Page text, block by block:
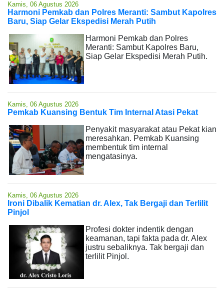
Kamis, 06 Agustus 2026
Harmoni Pemkab dan Polres Meranti: Sambut Kapolres
Baru, Siap Gelar Ekspedisi Merah Putih
Harmoni Pemkab dan Polres
Meranti: Sambut Kapolres Baru,
Siap Gelar Ekspedisi Merah Putih.
Kamis, 06 Agustus 2026
Pemkab Kuansing Bentuk Tim Internal Atasi Pekat
Penyakit masyarakat atau Pekat kian
meresahkan. Pemkab Kuansing
membentuk tim internal
mengatasinya.
Kamis, 06 Agustus 2026
Ironi Dibalik Kematian dr. Alex, Tak Bergaji dan Terlilit
Pinjol
Profesi dokter indentik dengan
keamanan, tapi fakta pada dr. Alex
justru sebaliknya. Tak bergaji dan
terlilit Pinjol.